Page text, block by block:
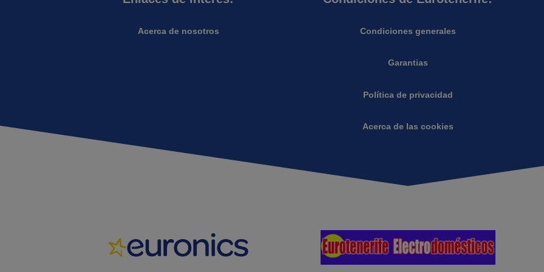
Acerca de nosotros Condiciones generales
Garantias
Política de privacidad
Acerca de las cookies